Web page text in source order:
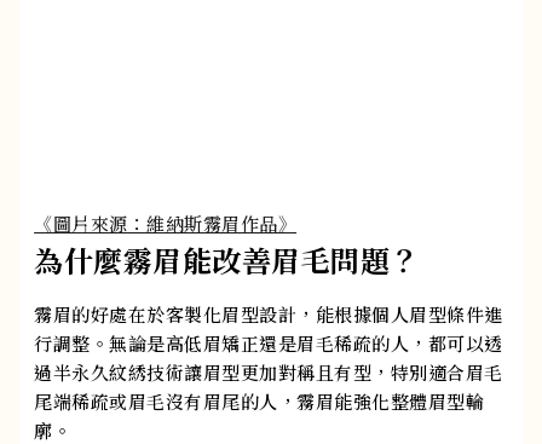
《圖片來源：維納斯霧眉作品》
為什麼霧眉能改善眉毛問題？
霧眉的好處在於客製化眉型設計，能根據個人眉型條件進
行調整。無論是高低眉矯正還是眉毛稀疏的人，都可以透
過半永久紋綉技術讓眉型更加對稱且有型，特別適合眉毛
尾端稀疏或眉毛沒有眉尾的人，霧眉能強化整體眉型輪
廓。